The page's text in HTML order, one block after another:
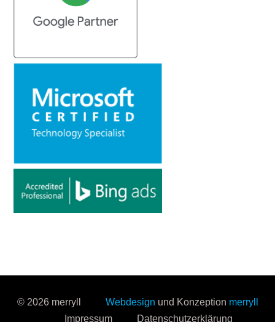
© 2026 merryll Webdesign und Konzeption merryll
Impressum
Datenschutzerklärung